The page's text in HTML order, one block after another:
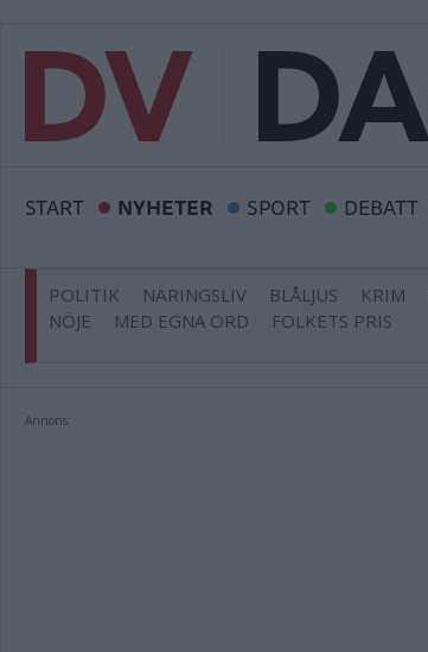
START NYHETER SPORT DEBATT
POLITIK NÄRINGSLIV BLÅLJUS KRIM
NÖJE
MED EGNA ORD FOLKETS PRIS
Annons: